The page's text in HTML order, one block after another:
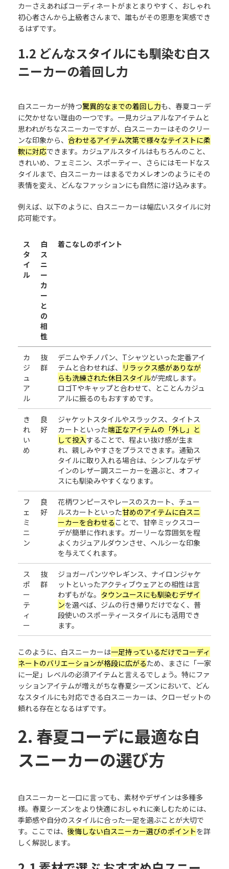
カーさえあればコーディネートがまとまりやすく、おしゃれ
初心者さんから上級者さんまで、誰もがその恩恵を実感でき
るはずです。
1.2 どんなスタイルにも馴染む白ス
ニーカーの着回し力
白スニーカーが持つ驚異的なまでの着回し力も、春夏コーデ
に欠かせない理由の一つです。一見カジュアルなアイテムと
思われがちなスニーカーですが、白スニーカーはそのクリー
ンな印象から、 合わせるアイテム次第で様々なテイストに柔
軟に対応できます。カジュアルスタイルはもちろんのこと、
きれいめ、フェミニン、スポーティー、さらにはモードなス
タイルまで、白スニーカーはまるでカメレオンのようにその
表情を変え、どんなファッションにも自然に溶け込みます。
例えば、以下のように、白スニーカーは幅広いスタイルに対
応可能です。
ス
タ
イ
ル
白
ス
ニ
ー
カ
ー
と
の
相
性
着こなしのポイント
カ
ジ
ュ
ア
ル
抜
群
デニムやチノパン、Tシャツといった定番アイ
テムと合わせれば、 リラックス感がありなが
らも洗練された休日スタイルが完成します。
ロゴTやキャップと合わせて、とことんカジュ
アルに振るのもおすすめです。
き
れ
い
め
良
好
ジャケットスタイルやスラックス、タイトス
カートといった端正なアイテムの「外し」と
して投入することで、程よい抜け感が生ま
れ、親しみやすさをプラスできます。通勤ス
タイルに取り入れる場合は、シンプルなデザ
インのレザー調スニーカーを選ぶと、オフィ
スにも馴染みやすくなります。
フ
ェ
ミ
ニ
ン
良
好
花柄ワンピースやレースのスカート、チュー
ルスカートといった甘めのアイテムに白スニ
ーカーを合わせる ことで、甘辛ミックスコー
デが簡単に作れます。ガーリーな雰囲気を程
よくカジュアルダウンさせ、ヘルシーな印象
を与えてくれます。
ス
ポ
ー
テ
ィ
ー
抜
群
ジョガーパンツやレギンス、ナイロンジャケ
ットといったアクティブウェアとの相性は言
わずもがな。 タウンユースにも馴染むデザイ
ンを選べば、ジムの行き帰りだけでなく、普
段使いのスポーティースタイルにも活用でき
ます。
このように、白スニーカーは一足持っているだけでコーディ
ネートのバリエーションが格段に広がるため、まさに「一家
に一足」レベルの必須アイテムと言えるでしょう。特にファ
ッションアイテムが増えがちな春夏シーズンにおいて、どん
なスタイルにも対応できる白スニーカーは、クローゼットの
頼れる存在となるはずです。
2. 春夏コーデに最適な白
スニーカーの選び方
白スニーカーと一口に言っても、素材やデザインは多種多
様。春夏シーズンをより快適におしゃれに楽しむためには、
季節感や自分のスタイルに合った一足を選ぶことが大切で
す。ここでは、 後悔しない白スニーカー選びのポイントを詳
しく解説します。